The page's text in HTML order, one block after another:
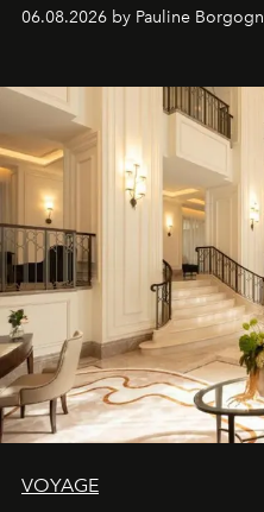
06.08.2026 by Pauline
VOYAGE